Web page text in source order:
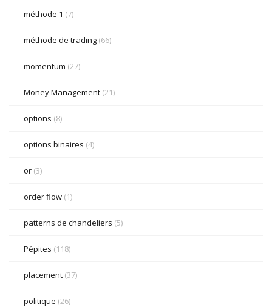
méthode 1 (7)
méthode de trading (66)
momentum (27)
Money Management (21)
options (8)
options binaires (4)
or (3)
order flow (1)
patterns de chandeliers (5)
Pépites (118)
placement (37)
politique (26)